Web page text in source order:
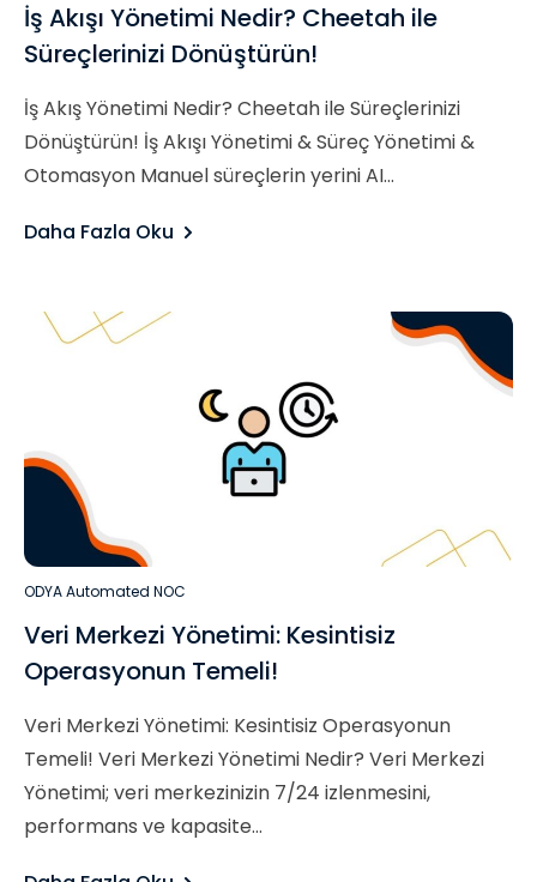
İş Akışı Yönetimi Nedir? Cheetah ile
Süreçlerinizi Dönüştürün!
İş Akış Yönetimi Nedir? Cheetah ile Süreçlerinizi
Dönüştürün! İş Akışı Yönetimi & Süreç Yönetimi &
Otomasyon Manuel süreçlerin yerini AI...
Daha Fazla Oku
ODYA Automated NOC
Veri Merkezi Yönetimi: Kesintisiz
Operasyonun Temeli!
Veri Merkezi Yönetimi: Kesintisiz Operasyonun
Temeli! Veri Merkezi Yönetimi Nedir? Veri Merkezi
Yönetimi; veri merkezinizin 7/24 izlenmesini,
performans ve kapasite...